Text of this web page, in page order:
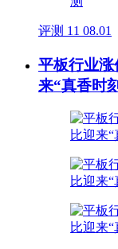
评测 11 08.01
平板行业
来“真香时